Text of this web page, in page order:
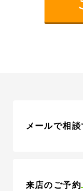
メールで相談
来店のご予約